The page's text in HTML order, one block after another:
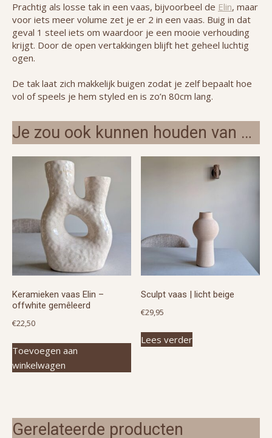
Prachtig als losse tak in een vaas, bijvoorbeel de Elin, maar
voor iets meer volume zet je er 2 in een vaas. Buig in dat
geval 1 steel iets om waardoor je een mooie verhouding
krijgt. Door de open vertakkingen blijft het geheel luchtig
ogen.
De tak laat zich makkelijk buigen zodat je zelf bepaalt hoe
vol of speels je hem styled en is zo’n 80cm lang.
Je zou ook kunnen houden van …
Keramieken vaas Elin –
offwhite gemêleerd
€22,50
Toevoegen aan
winkelwagen
Sculpt vaas | licht beige
€29,95
Lees verder
Gerelateerde producten